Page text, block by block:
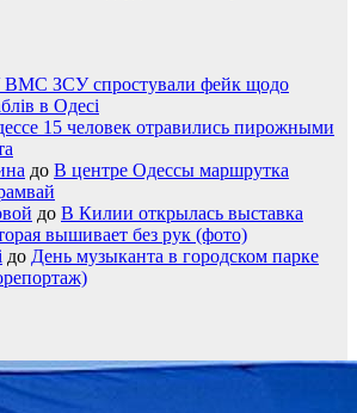
ЗСУ спростували фейк щодо
в Одесі
15 человек отравились пирожными
до В центре Одессы маршрутка
до В Килии открылась выставка
вышивает без рук (фото)
до День музыканта в городском парке